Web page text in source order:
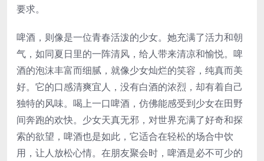
要求。
啤酒，则像是一位青春活泼的少女。她充满了活力和朝
气，如同夏日里的一阵清风，给人带来清凉和愉悦。啤
酒的泡沫丰富而细腻，就像少女灿烂的笑容，纯真而美
好。它的口感清爽宜人，没有白酒的浓烈，却有着自己
独特的风味。喝上一口啤酒，仿佛能感受到少女在田野
间奔跑的欢快。少女天真无邪，对世界充满了好奇和探
索的欲望，啤酒也是如此，它适合在轻松的场合中饮
用，让人放松心情。在朋友聚会时，啤酒是必不可少的